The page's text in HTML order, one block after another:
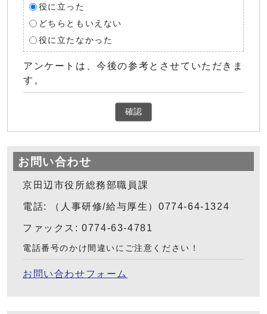
役に立った
どちらともいえない
役に立たなかった
アンケートは、今後の参考とさせていただきま
す。
確認
お問い合わせ
京田辺市役所総務部職員課
電話: （人事研修/給与厚生）0774-64-1324
ファックス: 0774-63-4781
電話番号のかけ間違いにご注意ください！
お問い合わせフォーム